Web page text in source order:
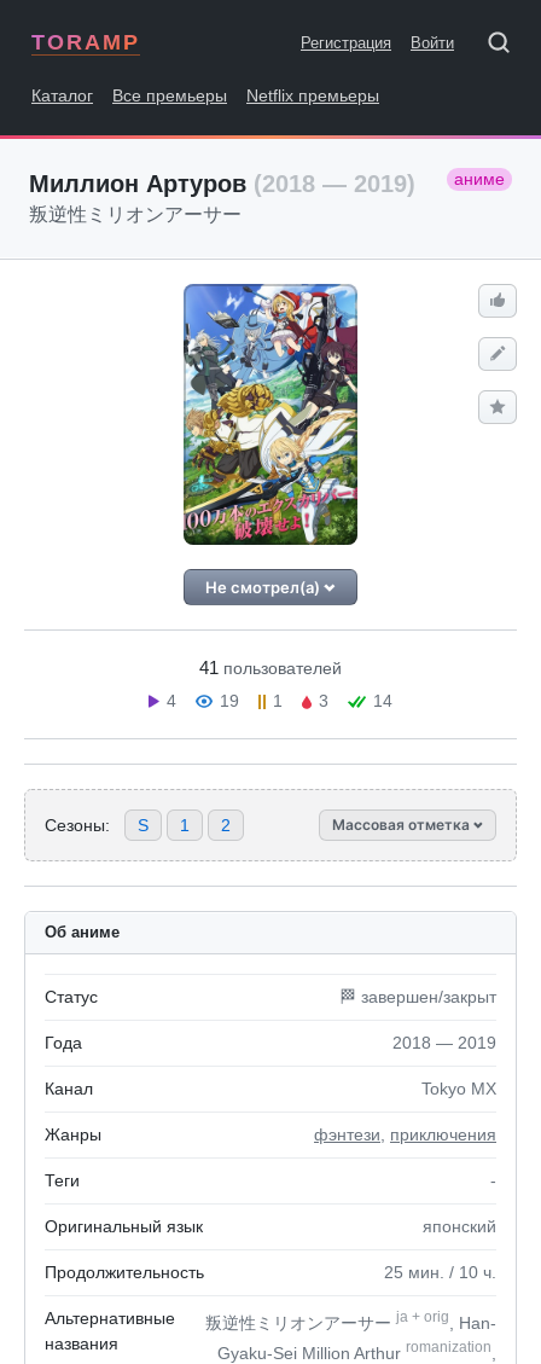
TORAMP Регистрация Войти
Каталог Все премьеры Netflix премьеры
Миллион Артуров (2018 — 2019) аниме
叛逆性ミリオンアーサー
Не смотрел(а)
41 пользователей
4
19 1 3 14
Сезоны: S 1 2 Массовая отметка
Об аниме
Статус 🏁 завершен/закрыт
Года 2018 — 2019
Канал Tokyo MX
Жанры фэнтези приключения
Теги -
Оригинальный язык японский
Продолжительность 25 мин. / 10 ч.
Альтернативные
названия
叛逆性ミリオンアーサーja + orig
, Han-
Gyaku-Sei Million Arthur romanization